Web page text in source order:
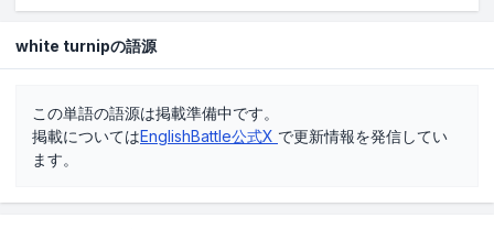
white turnipの語源
この単語の語源は掲載準備中です。
掲載についてはEnglishBattle公式X で更新情報を発信してい
ます。